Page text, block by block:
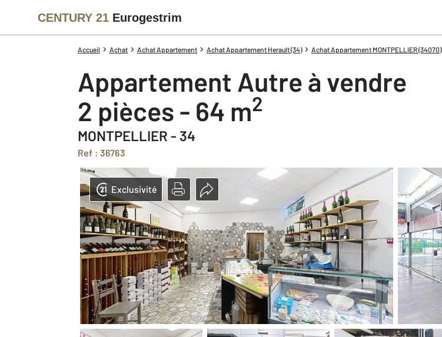
CENTURY 21 Eurogestrim
Accueil Achat Achat Appartement Achat Appartement Herault (34) Achat Appartement MONTPELLIER (34070)
Appartement Autre à vendre
2 pièces - 64 m2
MONTPELLIER - 34
Ref : 36763
Exclusivité